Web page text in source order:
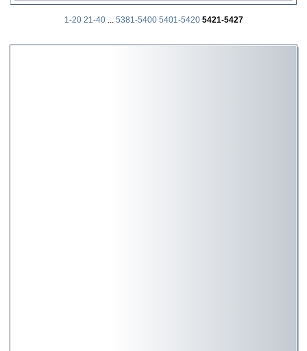
1-20 21-40 ... 5381-5400 5401-5420 5421-5427